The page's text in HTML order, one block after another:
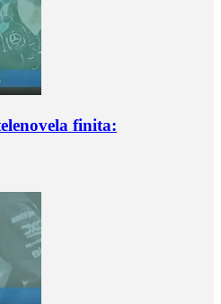
finita: